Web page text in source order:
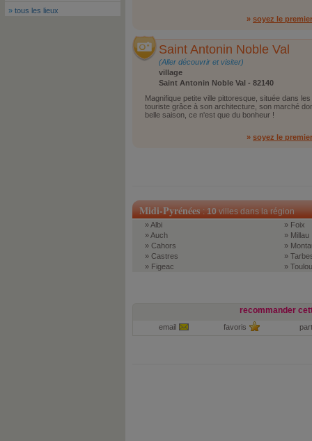
» tous les lieux
» soyez le
Saint Antonin Noble Val
(Aller découvrir et visiter)
village
Saint Antonin Noble Val - 82140
Magnifique petite ville pittoresque, située dans
touriste grâce à son architecture, son marché
belle saison, ce n'est que du bonheur !
» soyez le
Midi-Pyrénées:10villes dans la région
» Albi
» Auch
» Cahors
» Castres
» Figeac
» Foix
» Millau
»
»
»
recommander
email favoris